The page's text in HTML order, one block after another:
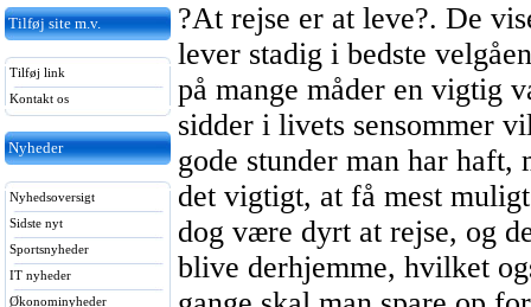
Tilføj site m.v.
Tilføj link
Kontakt os
Nyheder
Nyhedsoversigt
Sidste nyt
Sportsnyheder
IT nyheder
Økonominyheder
?At rejse er at leve?. De
lever stadig i bedste
på mange måder en vigtig
sidder i livets sensommer
gode stunder man har haft,
det vigtigt, at få mest
dog være dyrt at rejse, og
blive derhjemme, hvilket